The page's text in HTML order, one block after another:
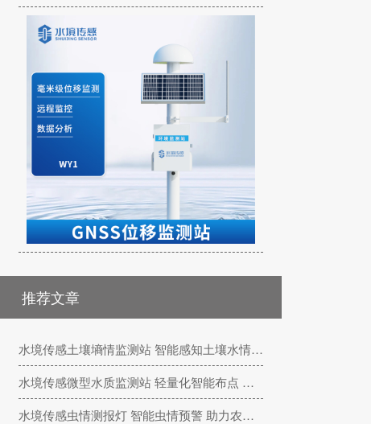
推荐文章
水境传感土壤墒情监测站 智能感知土壤水情 赋能精准节水农业
水境传感微型水质监测站 轻量化智能布点 精细化管控小微水体
水境传感虫情测报灯 智能虫情预警 助力农林绿色植保防控